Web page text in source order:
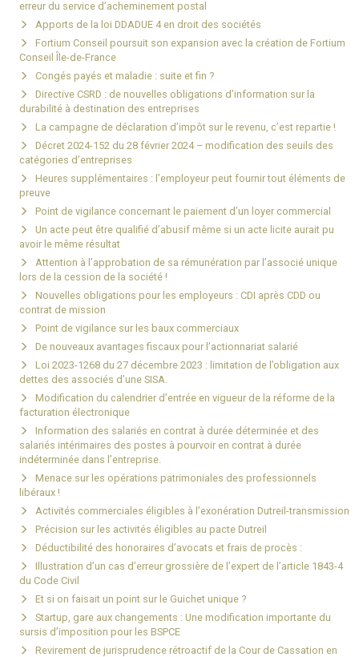
erreur du service d’acheminement postal
Apports de la loi DDADUE 4 en droit des sociétés
Fortium Conseil poursuit son expansion avec la création de Fortium
Conseil Île-de-France
Congés payés et maladie : suite et fin ?
Directive CSRD : de nouvelles obligations d’information sur la
durabilité à destination des entreprises
La campagne de déclaration d’impôt sur le revenu, c’est repartie !
Décret 2024-152 du 28 février 2024 – modification des seuils des
catégories d’entreprises
Heures supplémentaires : l’employeur peut fournir tout éléments de
preuve
Point de vigilance concernant le paiement d’un loyer commercial
Un acte peut être qualifié d’abusif même si un acte licite aurait pu
avoir le même résultat
Attention à l’approbation de sa rémunération par l’associé unique
lors de la cession de la société !
Nouvelles obligations pour les employeurs : CDI après CDD ou
contrat de mission
Point de vigilance sur les baux commerciaux
De nouveaux avantages fiscaux pour l'actionnariat salarié
Loi 2023-1268 du 27 décembre 2023 : limitation de l’obligation aux
dettes des associés d’une SISA.
Modification du calendrier d’entrée en vigueur de la réforme de la
facturation électronique
Information des salariés en contrat à durée déterminée et des
salariés intérimaires des postes à pourvoir en contrat à durée
indéterminée dans l’entreprise.
Menace sur les opérations patrimoniales des professionnels
libéraux !
Activités commerciales éligibles à l’exonération Dutreil-transmission
Précision sur les activités éligibles au pacte Dutreil
Déductibilité des honoraires d’avocats et frais de procès :
Illustration d’un cas d’erreur grossière de l’expert de l’article 1843-4
du Code Civil
Et si on faisait un point sur le Guichet unique ?
Startup, gare aux changements : Une modification importante du
sursis d’imposition pour les BSPCE
Revirement de jurisprudence rétroactif de la Cour de Cassation en